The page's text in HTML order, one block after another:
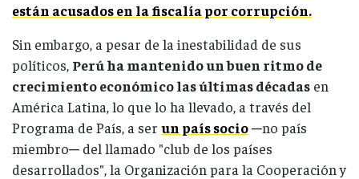
están acusados en la fiscalía por corrupción.
Sin embargo, a pesar de la inestabilidad de sus
políticos, Perú ha mantenido un buen ritmo de
crecimiento económico las últimas décadas en
América Latina, lo que lo ha llevado, a través del
Programa de País, a ser un país socio─no país
miembro─ del llamado "club de los países
desarrollados", la Organización para la Cooperación y